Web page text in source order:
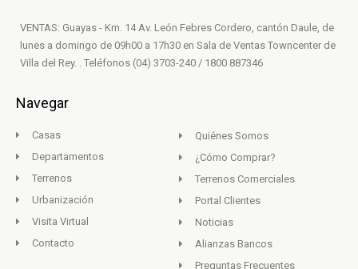
VENTAS: Guayas - Km. 14 Av. León Febres Cordero, cantón Daule, de
lunes a domingo de 09h00 a 17h30 en Sala de Ventas Towncenter de
Villa del Rey. . Teléfonos (04) 3703-240 / 1800 887346
Navegar
Casas
Departamentos
Terrenos
Urbanización
Visita Virtual
Contacto
Quiénes Somos
¿Cómo Comprar?
Terrenos Comerciales
Portal Clientes
Noticias
Alianzas Bancos
Preguntas Frecuentes